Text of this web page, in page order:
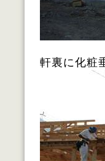
軒裏に化粧